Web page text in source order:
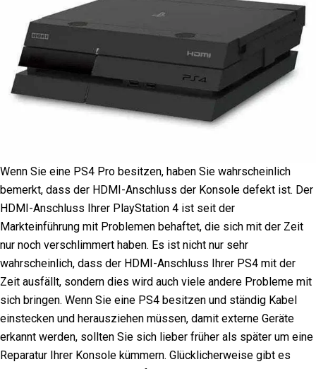
Wenn Sie eine PS4 Pro besitzen, haben Sie wahrscheinlich
bemerkt, dass der HDMI-Anschluss der Konsole defekt ist. Der
HDMI-Anschluss Ihrer PlayStation 4 ist seit der
Markteinführung mit Problemen behaftet, die sich mit der Zeit
nur noch verschlimmert haben. Es ist nicht nur sehr
wahrscheinlich, dass der HDMI-Anschluss Ihrer PS4 mit der
Zeit ausfällt, sondern dies wird auch viele andere Probleme mit
sich bringen. Wenn Sie eine PS4 besitzen und ständig Kabel
einstecken und herausziehen müssen, damit externe Geräte
erkannt werden, sollten Sie sich lieber früher als später um eine
Reparatur Ihrer Konsole kümmern. Glücklicherweise gibt es